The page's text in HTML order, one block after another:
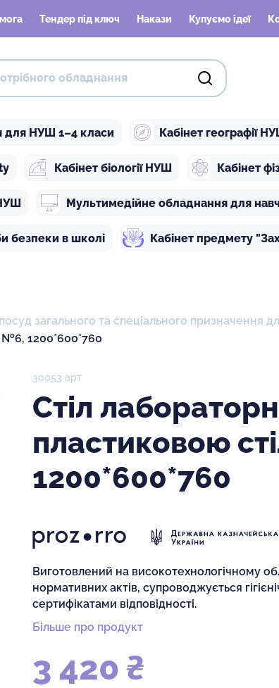
Тендер під ключ Накази Купуємо ідеї
для НУШ 1–4 класи Кабінет географії
Кабінет біології НУШ Кабінет
Мультимедійне обладнання для
безпеки в школі Кабінет предмету
загального та спеціального призначення
№6, 1200*600*760
30053 арт
Стіл
пластиковою
1200*600*760
Виготовлений на високотехнологічному
нормативних актів, супроводжується
сертифікатами відповідності.
Більше про продукт
3 420 ₴